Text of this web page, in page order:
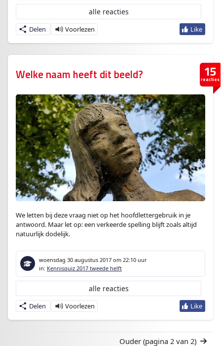
Delen
alle reacties
15
reacties
Welke naam heeft dit beeld?
We letten bij deze vraag niet op het hoofdlettergebruik in je
antwoord. Maar let op: een verkeerde spelling blijft zoals altijd
natuurlijk dodelijk.
woensdag 30 augustus 2017 om 22:10 uur
in: Kennisquiz 2017 tweede helft
Delen
alle reacties
Ouder (pagina 2 van 2)